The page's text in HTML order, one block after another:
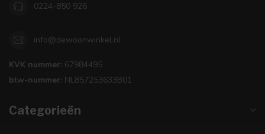
0224-850 926
info@dewoonwinkel.nl
KVK nummer: 67984495
btw-nummer: NL857253633B01
Categorieën